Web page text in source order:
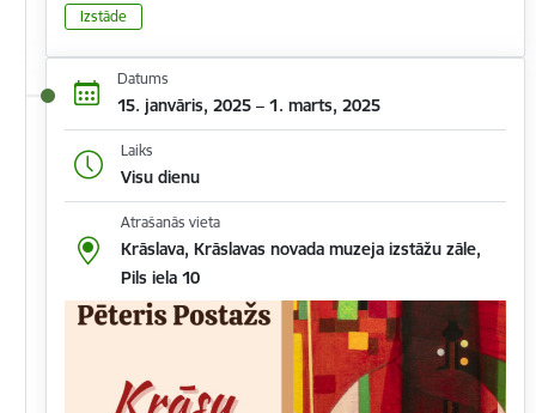
Izstāde
Datums
15. janvāris, 2025 – 1. marts, 2025
Laiks
Visu dienu
Atrašanās vieta
Krāslava, Krāslavas novada muzeja izstāžu zāle,
Pils iela 10